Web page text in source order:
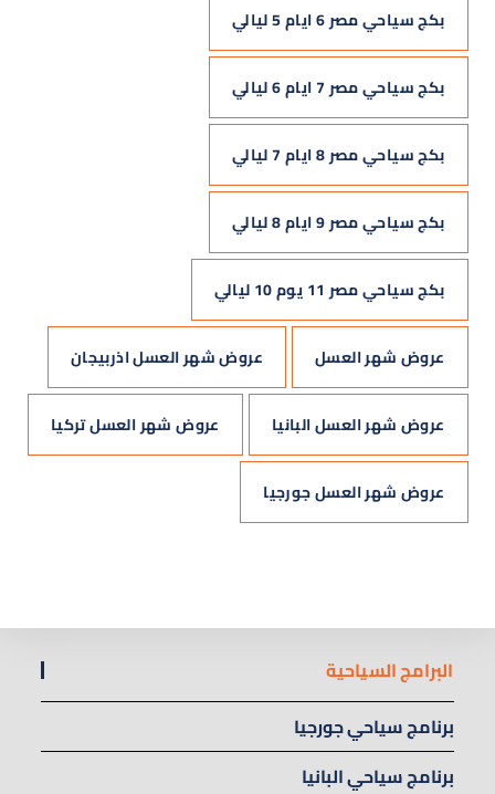
بكج سياحي مصر 6 ايام 5 ليالي
بكج سياحي مصر 7 ايام 6 ليالي
بكج سياحي مصر 8 ايام 7 ليالي
بكج سياحي مصر 9 ايام 8 ليالي
بكج سياحي مصر 11 يوم 10 ليالي
عروض شهر العسل عروض شهر العسل اذربيجان
عروض شهر العسل البانيا عروض شهر العسل تركيا
عروض شهر العسل جورجيا
البرامج السياحية
برنامج سياحي جورجيا
برنامج سياحي البانيا